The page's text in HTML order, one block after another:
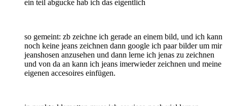
ein teil abgucke hab ich das eigentlich
so gemeint: zb zeichne ich gerade an einem bild, und ich kann
noch keine jeans zeichnen dann google ich paar bilder um mir
jeanshosen anzusehen und dann lerne ich jenas zu zeichnen
und von da an kann ich jeans imerwieder zeichnen und meine
eigenen accesoires einfügen.